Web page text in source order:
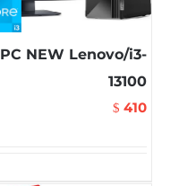
PC NEW Lenovo/i3-
13100
$ 410